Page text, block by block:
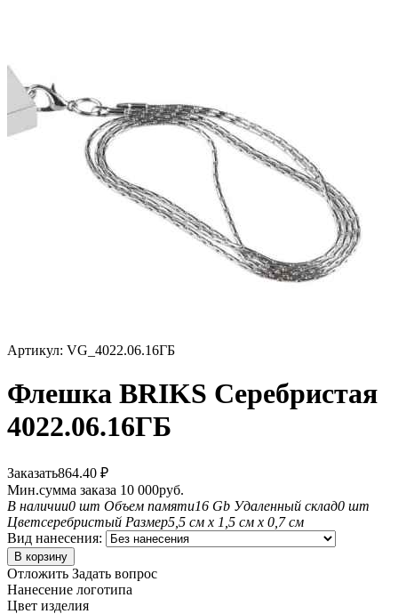
Артикул: VG_4022.06.16ГБ
Флешка BRIKS Серебристая
4022.06.16ГБ
Заказать864.40 ₽
Мин.сумма заказа 10 000руб.
В наличии0 шт Объем памяти16 Gb Удаленный склад0 шт
Цветсеребристый Размер5,5 см х 1,5 см х 0,7 см
Вид нанесения:
В корзину
Отложить Задать вопрос
Нанесение логотипа
Цвет изделия